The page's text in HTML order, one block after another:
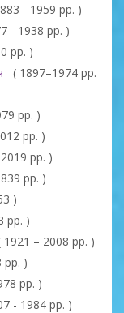
- 1959 рр. )
- 1938 рр. )
рр. )
( 1897–1974 рр.
рр. )
рр. )
рр. )
рр. )
)
рр. )
1921 – 2008 рр. )
рр. )
рр. )
- 1984 рр. )